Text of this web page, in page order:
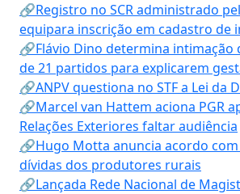
🔗Registro no SCR administrado
equipara inscrição em cadastro de
🔗Flávio Dino determina intimação
de 21 partidos para explicarem
🔗ANPV questiona no STF a Lei da
🔗Marcel van Hattem aciona PGR
Relações Exteriores faltar audiência
🔗Hugo Motta anuncia acordo
dívidas dos produtores rurais
🔗Lançada Rede Nacional de